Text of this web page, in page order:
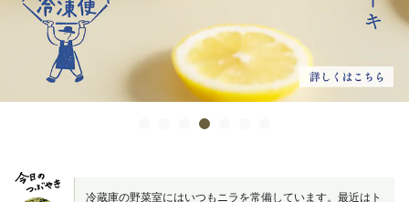
冷蔵庫の野菜室にはいつもニラを常備しています。最近はト